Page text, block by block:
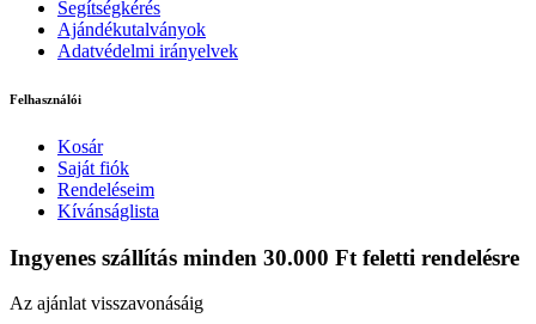
Segítségkérés
Ajándékutalványok
Adatvédelmi irányelvek
Felhasználói
Kosár
Saját fiók
Rendeléseim
Kívánságlista
Ingyenes szállítás minden 30.000 Ft feletti rendelésre
Az ajánlat visszavonásáig